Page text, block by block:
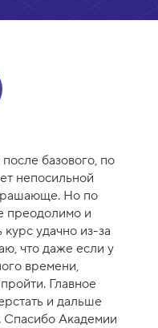
базового, по
непосильной
Но по
преодолимо и
удачно из-за
что даже если у
времени,
Главное
и дальше
Спасибо Академии